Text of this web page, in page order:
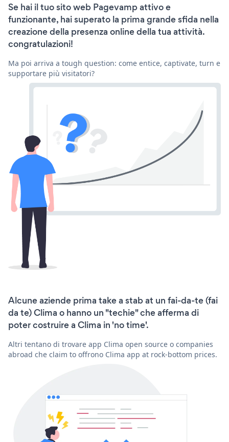
Se hai il tuo sito web Pagevamp attivo e
funzionante, hai superato la prima grande sfida nella
creazione della presenza online della tua attività.
congratulazioni!
Ma poi arriva a tough question: come entice, captivate, turn e
supportare più visitatori?
Alcune aziende prima take a stab at un fai-da-te (fai
da te) Clima o hanno un "techie" che afferma di
poter costruire a Clima in 'no time'.
Altri tentano di trovare app Clima open source o companies
abroad che claim to offrono Clima app at rock-bottom prices.